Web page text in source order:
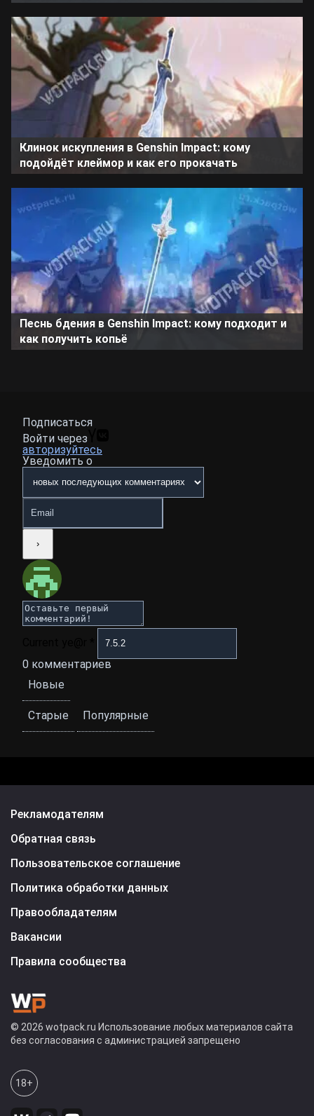
Клинок искупления в Genshin Impact: кому
подойдёт клеймор и как его прокачать
Песнь бдения в Genshin Impact: кому подходит и
как получить копьё
Подписаться
Войти через
авторизуйтесь
Уведомить о
0 комментариев
Новые
Старые Популярные
Рекламодателям
Обратная связь
Пользовательское соглашение
Политика обработки данных
Правообладателям
Вакансии
Правила сообщества
© 2026 wotpack.ru Использование любых материалов сайта
без согласования с администрацией запрещено
18+